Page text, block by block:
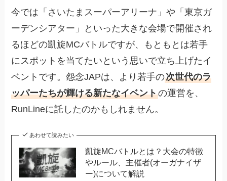
今では「さいたまスーパーアリーナ」や「東京ガ
ーデンシアター」といった大きな会場で開催され
るほどの凱旋MCバトルですが、もともとは若手
にスポットを当てたいという思いで立ち上げたイ
ベントです。怨念JAPは、より若手の次世代のラ
ッパーたちが輝ける新たなイベントの運営を、
RunLineに託したのかもしれません。
あわせて読みたい
凱旋MCバトルとは？大会の特徴
やルール、主催者(オーガナイザ
ー)について解説